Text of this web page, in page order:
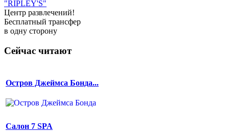
"RIPLEY'S"
Центр развлечений!
Бесплатный трансфер
в одну сторону
Сейчас читают
Остров Джеймса Бонда...
Салон 7 SPA